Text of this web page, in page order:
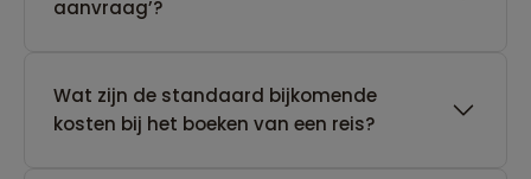
aanvraag’?
Wat zijn de standaard bijkomende
kosten bij het boeken van een reis?